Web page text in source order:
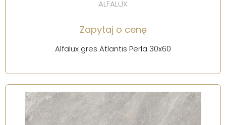
ALFALUX
Zapytaj o cenę
Alfalux gres Atlantis Perla 30x60